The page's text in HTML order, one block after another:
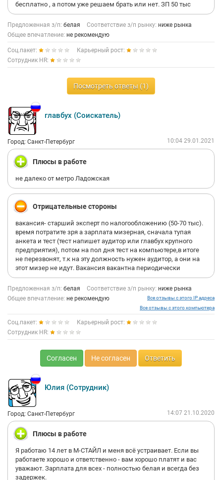
бесплатно , а потом уже решаем брать или нет. ЗП 50 тыс
Предложенная з/п: белая Соответствие з/п рынку: ниже рынка
Общее впечатление: не рекомендую
Соц.пакет:
Карьерный рост:
Сотрудник HR:
Посмотреть ответы (1)
главбух (Соискатель)
Город: Санкт-Петербург 10:04 29.01.2021
Плюсы в работе
не далеко от метро Ладожская
Отрицательные стороны
вакансия- старший эксперт по налогообложению (50-70 тыс).
время потратите зря а зарплата мизерная, сначала тупая
анкета и тест (тест напишет аудитор или главбух крупного
предприятия), потом на пол дня тест на компьютере,в итоге
не перезвонят, т.к на эту должность нужен аудитор, а они на
этот мизер не идут. Вакансия вакантна периодически
Предложенная з/п: белая Соответствие з/п рынку: ниже рынка
Общее впечатление: не рекомендую
Все отзывы с этого IP адреса
Все отзывы с этого компьютера
Соц.пакет:
Карьерный рост:
Сотрудник HR:
Согласен Не согласен Ответить
Юлия (Сотрудник)
Город: Санкт-Петербург 14:07 21.10.2020
Плюсы в работе
Я работаю 14 лет в М-СТАЙЛ и меня всё устраивает. Если вы
работаете хорошо и ответственно - вам хорошо платят и вас
уважают. Зарплата для всех - полностью белая и всегда без
задержек.